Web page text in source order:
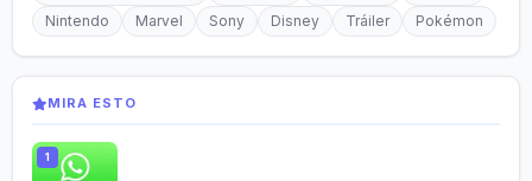
Nintendo
Marvel Sony Disney Tráiler Pokémon
MIRA ESTO